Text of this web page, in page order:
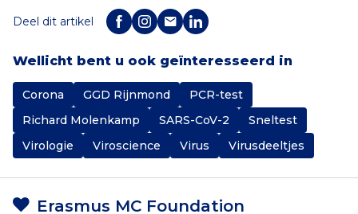
Deel dit artikel
Wellicht bent u ook geïnteresseerd in
Corona GGD Rijnmond
PCR-test
Richard Molenkamp
SARS-CoV-2
Sneltest
Virologie
Viroscience Virus Virusdeeltjes
Erasmus MC Foundation